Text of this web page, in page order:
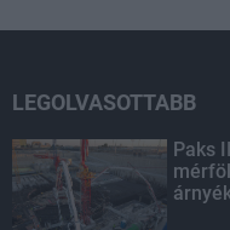
LEGOLVASOTTABB
Paks